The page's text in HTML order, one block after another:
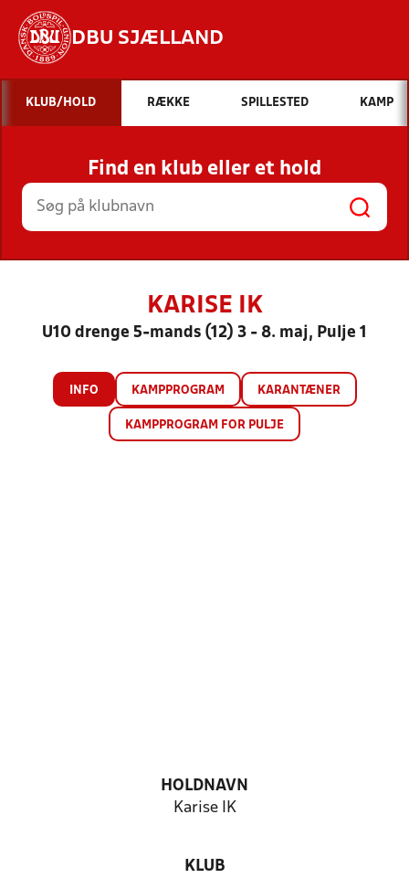
DBU SJÆLLAND
Hvad vil du søge efter?
INDHOLD OG NYHEDER
STILLINGER, RESULTATER, KLUBBER OG
HOLD
KLUB/HOLD RÆKKE SPILLESTED KAMP
Find en klub eller et hold
KARISE IK
U10 drenge 5-mands (12) 3 - 8. maj, Pulje 1
INFO KAMPPROGRAM KARANTÆNER
KAMPPROGRAM FOR PULJE
HOLDNAVN
Karise IK
KLUB